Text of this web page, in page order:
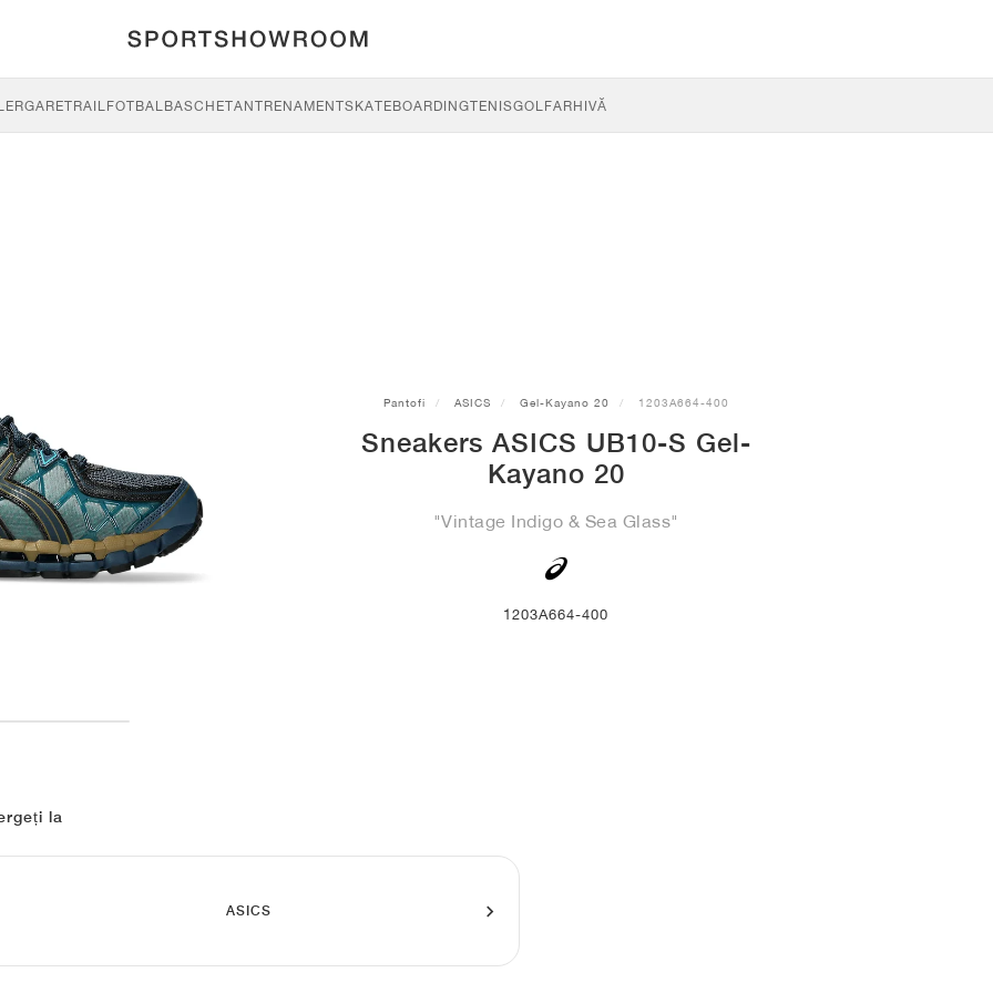
TRAILFOTBALBASCHETANTRENAMENTSKATEBOARDINGTENISGOLFARHIVĂ
Pantofi ASICS Gel-Kayano 20 1203A664-400
Sneakers ASICS UB10-S Gel-
Kayano 20
"Vintage Indigo & Sea Glass"
1203A664-400
la
ASICS